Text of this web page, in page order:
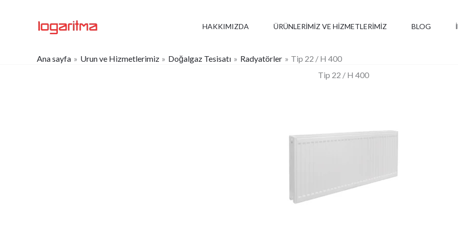
HAKKIMIZDA ÜRÜNLERIMIZ VE HIZMETLERIMIZ BLOG
Ana sayfa Urun ve Hizmetlerimiz Doğalgaz Tesisatı Radyatörler
Tip 22 / H 400
Tip 22 / H 400